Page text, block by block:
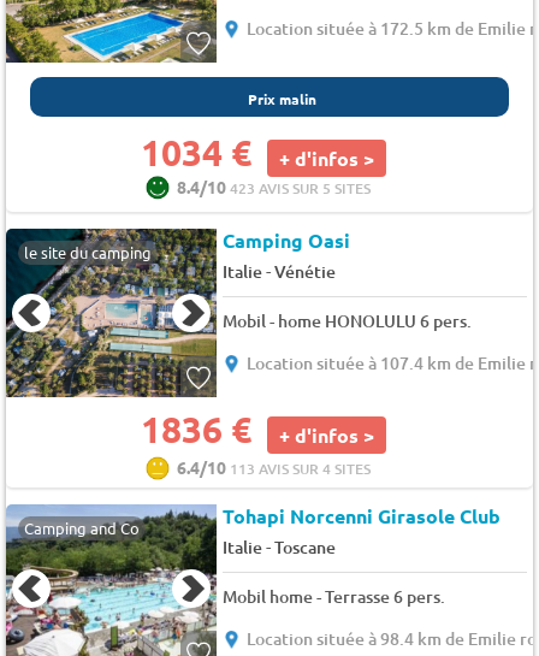
Location située à 172.5 km de Emilie
Prix malin
1034 € + d'infos >
8.4/10423 AVIS SUR 5 SITES
le site du camping Camping Oasi
Italie-Vénétie
Mobil - home HONOLULU 6 pers.
Location située à 107.4 km de Emilie
1836 € + d'infos >
6.4/10 113 AVIS SUR 4 SITES
Camping and Co Tohapi Norcenni Girasole Club
Italie-Toscane
Mobil home - Terrasse 6 pers.
Location située à 98.4 km de Emilie